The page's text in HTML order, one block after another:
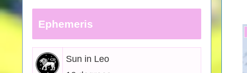
Ephemeris
Sun in Leo